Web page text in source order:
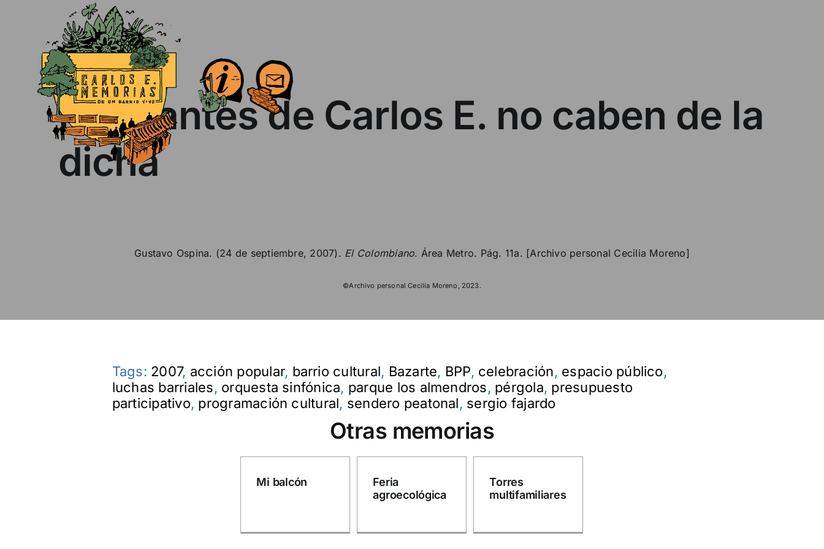
Habitantes de Carlos E. no caben de la
dicha
Gustavo Ospina. (24 de septiembre, 2007). El Colombiano. Área Metro. Pág. 11a. [Archivo personal Cecilia Moreno]
©Archivo personal Cecilia Moreno, 2023.
Tags: 2007, acción popular, barrio cultural, Bazarte, BPP, celebración, espacio público,
luchas barriales, orquesta sinfónica, parque los almendros, pérgola, presupuesto
participativo, programación cultural, sendero peatonal, sergio fajardo
Otras memorias
Mi balcón
Feria
agroecológica
Torres
multifamiliares